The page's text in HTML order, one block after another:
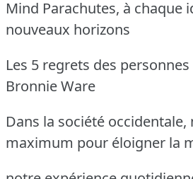
Mind Parachutes, à chaque
nouveaux horizons
Les 5 regrets des
Bronnie Ware
Dans la société
maximum pour éloigner la